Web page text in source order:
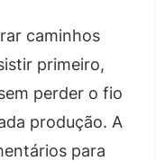
caminhos
primeiro,
perder o fio
produção. A
para